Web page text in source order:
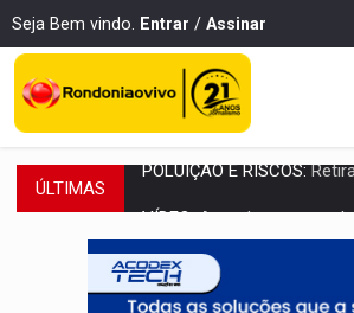
Seja Bem vindo. Entrar / Assinar
ÚLTIMAS Armado com machado,
TRIBUNAL DO CRIME:Homem
VÍDEO: Perseguição é registrada no